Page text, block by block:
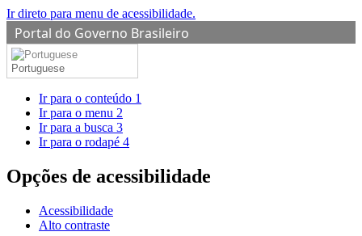
Ir direto para menu de acessibilidade.
Portal do Governo Brasileiro
Portuguese
Ir para o conteúdo 1
Ir para o menu 2
Ir para a busca 3
Ir para o rodapé 4
Opções de acessibilidade
Acessibilidade
Alto contraste